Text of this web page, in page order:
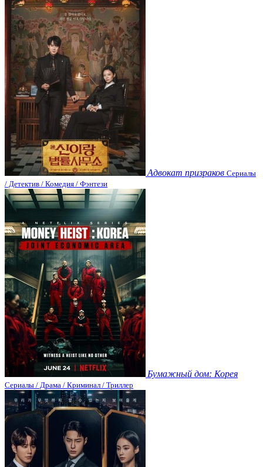
Адвокат призраков Сериалы
/ Детектив / Комедия / Фэнтези
Бумажный дом: Корея
Сериалы / Драма / Криминал / Триллер